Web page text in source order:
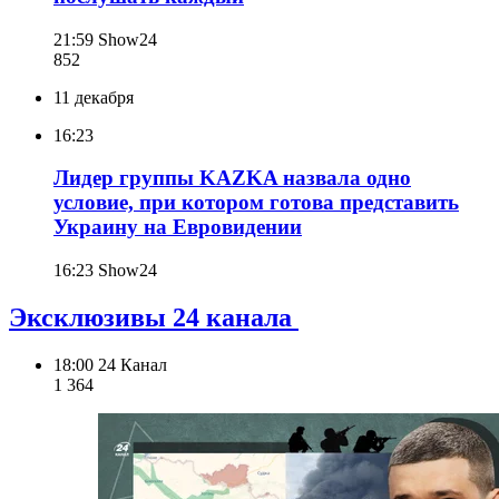
21:59 Show24
852
11 декабря
16:23
Лидер группы KAZKA назвала одно
условие, при котором готова представить
Украину на Евровидении
16:23 Show24
Эксклюзивы 24 канала
18:00 24 Канал
1 364